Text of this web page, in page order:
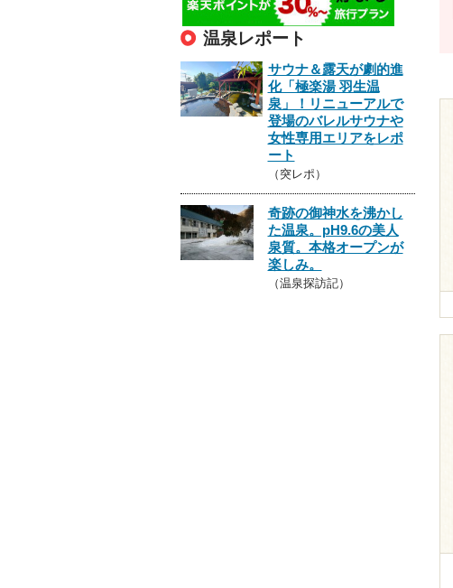
温泉レポート
サウナ＆露天が劇的進
化「極楽湯 羽生温
泉」！リニューアルで
登場のバレルサウナや
女性専用エリアをレポ
ート
（突レポ）
奇跡の御神水を沸かし
た温泉。pH9.6の美人
泉質。本格オープンが
楽しみ。
（温泉探訪記）